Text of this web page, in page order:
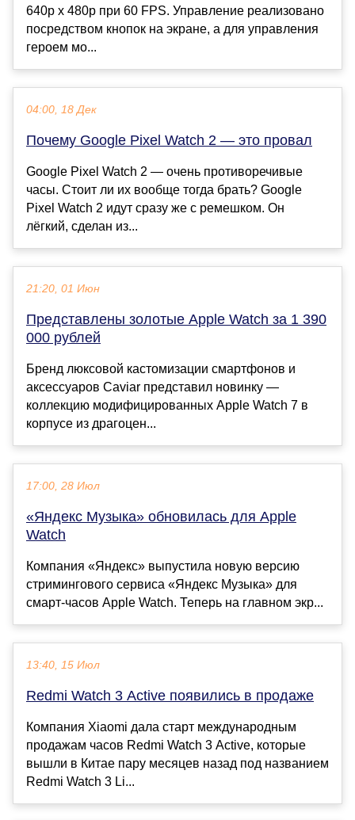
640p x 480p при 60 FPS. Управление реализовано
посредством кнопок на экране, а для управления
героем мо...
04:00, 18 Дек
Почему Google Pixel Watch 2 — это провал
Google Pixel Watch 2 — очень противоречивые
часы. Стоит ли их вообще тогда брать? Google
Pixel Watch 2 идут сразу же с ремешком. Он
лёгкий, сделан из...
21:20, 01 Июн
Представлены золотые Apple Watch за 1 390
000 рублей
Бренд люксовой кастомизации смартфонов и
аксессуаров Caviar представил новинку —
коллекцию модифицированных Apple Watch 7 в
корпусе из драгоцен...
17:00, 28 Июл
«Яндекс Музыка» обновилась для Apple
Watch
Компания «Яндекс» выпустила новую версию
стримингового сервиса «Яндекс Музыка» для
смарт-часов Apple Watch. Теперь на главном экр...
13:40, 15 Июл
Redmi Watch 3 Active появились в продаже
Компания Xiaomi дала старт международным
продажам часов Redmi Watch 3 Active, которые
вышли в Китае пару месяцев назад под названием
Redmi Watch 3 Li...